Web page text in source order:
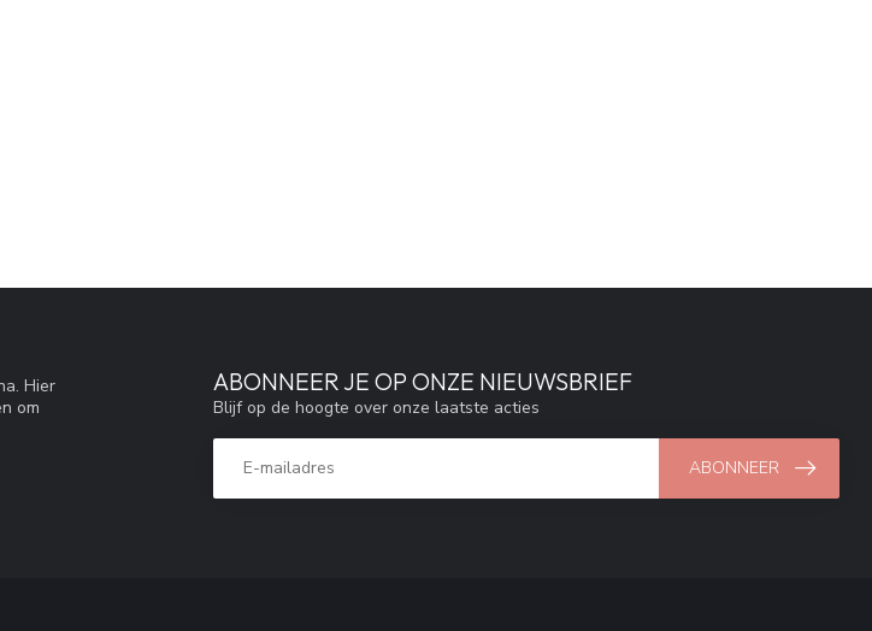
Hier
om
ABONNEER JE OP ONZE NIEUWSBRIEF
Blijf op de hoogte over onze laatste acties
ABONNEER